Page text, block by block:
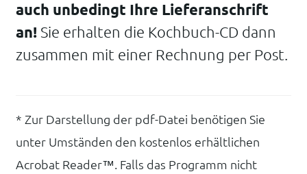
auch unbedingt Ihre Lieferanschrift
an! Sie erhalten die Kochbuch-CD dann
zusammen mit einer Rechnung per Post.
* Zur Darstellung der pdf-Datei benötigen Sie
unter Umständen den kostenlos erhältlichen
Acrobat Reader™. Falls das Programm nicht